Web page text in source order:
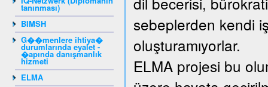
tanınması)
BIMSH
G��menlere ihtiya�
durumlarında eyalet -
�apında danışmanlık
hizmeti
ELMA
sebeplerden kendi
oluşturamıyorlar.
ELMA projesi bu